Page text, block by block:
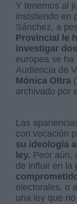
Y tenemos al
insistiendo en
Sánchez, a
Provincial le
investigar
europea se
Audiencia de
Mónica Oltra
archivado por
Las
con vocación
su ideología
ley. Peor aún,
de influir en la
electorales, o
una ley que